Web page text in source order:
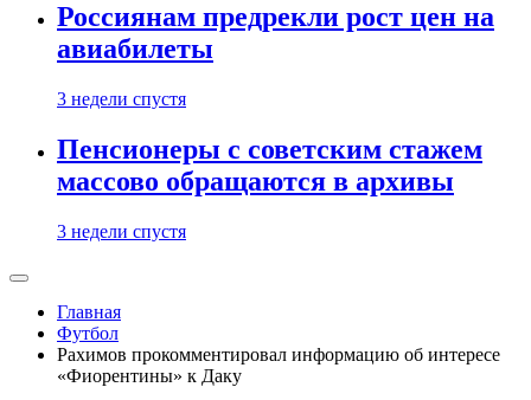
Россиянам предрекли рост цен на
авиабилеты
3 недели спустя
Пенсионеры с советским стажем
массово обращаются в архивы
3 недели спустя
Главная
Футбол
Рахимов прокомментировал информацию об интересе
«Фиорентины» к Даку